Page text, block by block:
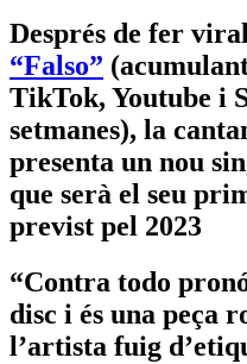
Després de fer
“Falso”
TikTok, Youtube i
setmanes), la
presenta un nou
que serà el seu
previst pel 2023
“Contra todo
disc i és una peça
l’artista fuig